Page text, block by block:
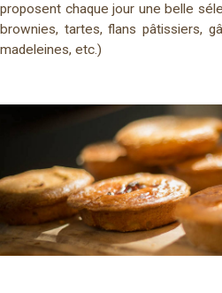
proposent chaque jour une belle
brownies, tartes, flans pâtissiers,
madeleines, etc.)